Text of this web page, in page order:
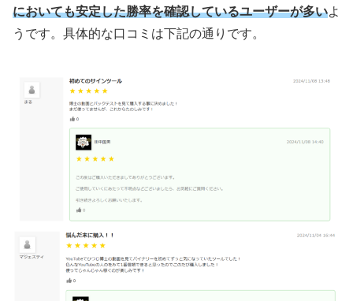
においても安定した勝率を確認しているユーザーが多いよ
うです。具体的な口コミは下記の通りです。